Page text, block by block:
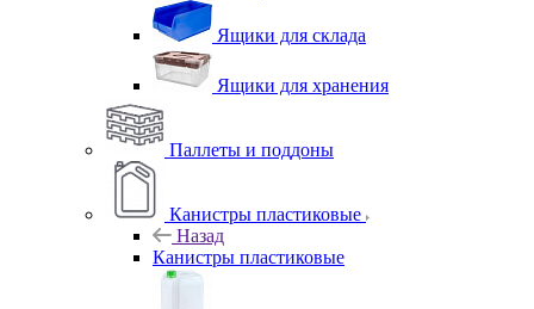
Ящики для склада
Ящики для хранения
Паллеты и поддоны
Канистры пластиковые
Назад
Канистры пластиковые